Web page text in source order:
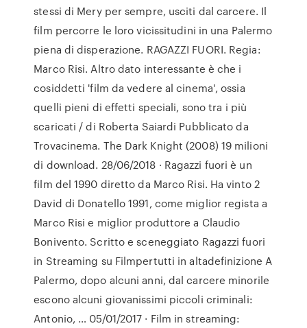
stessi di Mery per sempre, usciti dal carcere. Il
film percorre le loro vicissitudini in una Palermo
piena di disperazione. RAGAZZI FUORI. Regia:
Marco Risi. Altro dato interessante è che i
cosiddetti 'film da vedere al cinema', ossia
quelli pieni di effetti speciali, sono tra i più
scaricati / di Roberta Saiardi Pubblicato da
Trovacinema. The Dark Knight (2008) 19 milioni
di download. 28/06/2018 · Ragazzi fuori è un
film del 1990 diretto da Marco Risi. Ha vinto 2
David di Donatello 1991, come miglior regista a
Marco Risi e miglior produttore a Claudio
Bonivento. Scritto e sceneggiato Ragazzi fuori
in Streaming su Filmpertutti in altadefinizione A
Palermo, dopo alcuni anni, dal carcere minorile
escono alcuni giovanissimi piccoli criminali:
Antonio, … 05/01/2017 · Film in streaming: